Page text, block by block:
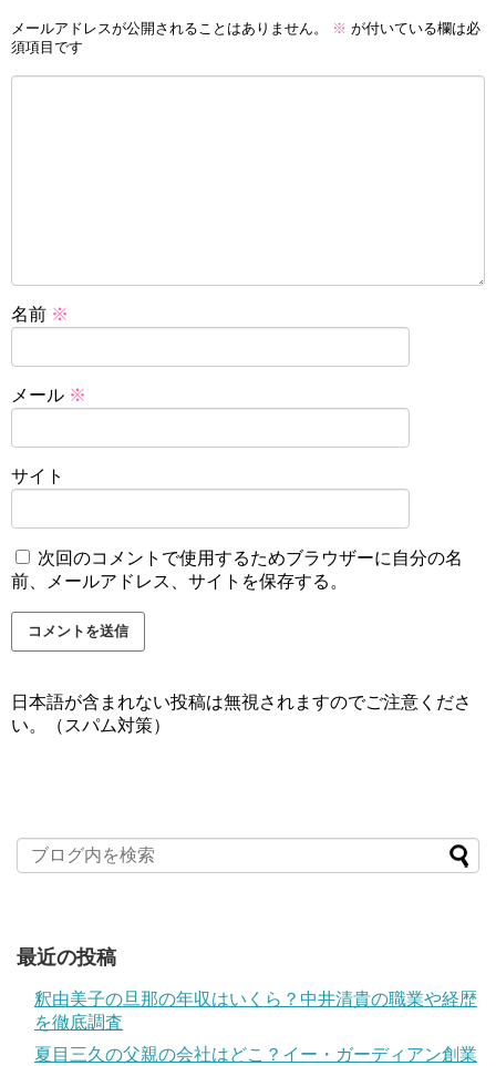
メールアドレスが公開されることはありません。 ※ が付いている欄は必
須項目です
名前 ※
メール ※
サイト
次回のコメントで使用するためブラウザーに自分の名
前、メールアドレス、サイトを保存する。
日本語が含まれない投稿は無視されますのでご注意くださ
い。（スパム対策）
最近の投稿
釈由美子の旦那の年収はいくら？中井清貴の職業や経歴
を徹底調査
夏目三久の父親の会社はどこ？イー・ガーディアン創業